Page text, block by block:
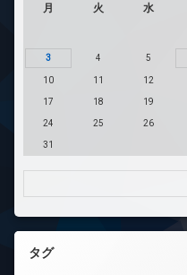
月 火 水
3 4 5
10 11 12
17 18 19
24 25 26
31
タグ